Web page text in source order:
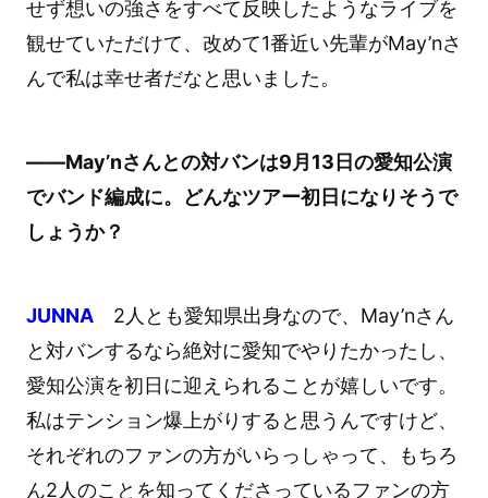
せず想いの強さをすべて反映したようなライブを
観せていただけて、改めて1番近い先輩がMay’nさ
んで私は幸せ者だなと思いました。
――May’nさんとの対バンは9月13日の愛知公演
でバンド編成に。どんなツアー初日になりそうで
しょうか？
JUNNA2人とも愛知県出身なので、May’nさん
と対バンするなら絶対に愛知でやりたかったし、
愛知公演を初日に迎えられることが嬉しいです。
私はテンション爆上がりすると思うんですけど、
それぞれのファンの方がいらっしゃって、もちろ
ん2人のことを知ってくださっているファンの方